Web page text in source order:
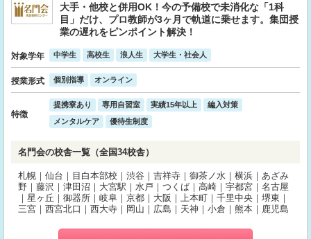
大手・他校と併用OK！今の予備校で未消化な「1科
目」だけ、プロ教師が3ヶ月で軌道に乗せます。集団授
業の遅れをピンポイント解決！
対象学年 中学生 高校生 浪人生 大学生・社会人
授業形式 個別指導 オンライン
特徴
提携寮あり 専用自習室 実績15年以上
編入対策
メンタルケア
優待生制度
名門会の校舎一覧（全国34校舎）
札幌｜仙台｜目白本部校｜渋谷｜吉祥寺｜御茶ノ水｜横浜｜あざみ
野｜藤沢｜津田沼｜大宮駅｜水戸｜つくば｜高崎｜宇都宮｜名古屋
｜星ヶ丘｜御器所｜岐阜｜京都｜大阪｜上本町｜千里中央｜堺東｜
三宮｜西宮北口｜西大寺｜岡山｜広島｜天神｜小倉｜熊本｜鹿児島